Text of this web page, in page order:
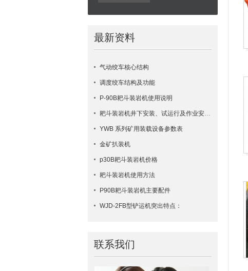
最新资料
气动绞车核心结构
调度绞车结构及功能
P-90B耙斗装岩机使用说明
耙斗装岩机井下安装、试运行及作业安全要点
YWB 系列矿用装载设备参数表
金矿扒装机
p30B耙斗装岩机价格
耙斗装岩机使用方法
​P90B耙斗装岩机主要配件
WJD-2FB型铲运机突出特点：
联系我们